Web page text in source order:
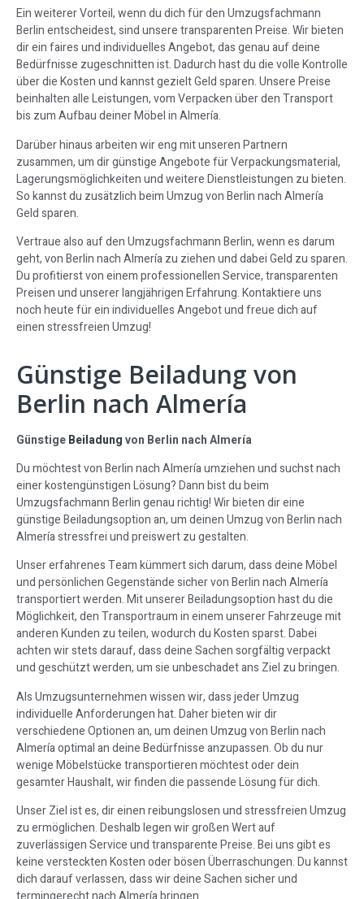
Ein weiterer Vorteil, wenn du dich für den Umzugsfachmann
Berlin entscheidest, sind unsere transparenten Preise. Wir bieten
dir ein faires und individuelles Angebot, das genau auf deine
Bedürfnisse zugeschnitten ist. Dadurch hast du die volle Kontrolle
über die Kosten und kannst gezielt Geld sparen. Unsere Preise
beinhalten alle Leistungen, vom Verpacken über den Transport
bis zum Aufbau deiner Möbel in Almería.
Darüber hinaus arbeiten wir eng mit unseren Partnern
zusammen, um dir günstige Angebote für Verpackungsmaterial,
Lagerungsmöglichkeiten und weitere Dienstleistungen zu bieten.
So kannst du zusätzlich beim Umzug von Berlin nach Almería
Geld sparen.
Vertraue also auf den Umzugsfachmann Berlin, wenn es darum
geht, von Berlin nach Almería zu ziehen und dabei Geld zu sparen.
Du profitierst von einem professionellen Service, transparenten
Preisen und unserer langjährigen Erfahrung. Kontaktiere uns
noch heute für ein individuelles Angebot und freue dich auf
einen stressfreien Umzug!
Günstige Beiladung von
Berlin nach Almería
GünstigeBeiladungvon Berlin nach Almería
Du möchtest von Berlin nach Almería umziehen und suchst nach
einer kostengünstigen Lösung? Dann bist du beim
Umzugsfachmann Berlin genau richtig! Wir bieten dir eine
günstige Beiladungsoption an, um deinen Umzug von Berlin nach
Almería stressfrei und preiswert zu gestalten.
Unser erfahrenes Team kümmert sich darum, dass deine Möbel
und persönlichen Gegenstände sicher von Berlin nach Almería
transportiert werden. Mit unserer Beiladungsoption hast du die
Möglichkeit, den Transportraum in einem unserer Fahrzeuge mit
anderen Kunden zu teilen, wodurch du Kosten sparst. Dabei
achten wir stets darauf, dass deine Sachen sorgfältig verpackt
und geschützt werden, um sie unbeschadet ans Ziel zu bringen.
Als Umzugsunternehmen wissen wir, dass jeder Umzug
individuelle Anforderungen hat. Daher bieten wir dir
verschiedene Optionen an, um deinen Umzug von Berlin nach
Almería optimal an deine Bedürfnisse anzupassen. Ob du nur
wenige Möbelstücke transportieren möchtest oder dein
gesamter Haushalt, wir finden die passende Lösung für dich.
Unser Ziel ist es, dir einen reibungslosen und stressfreien Umzug
zu ermöglichen. Deshalb legen wir großen Wert auf
zuverlässigen Service und transparente Preise. Bei uns gibt es
keine versteckten Kosten oder bösen Überraschungen. Du kannst
dich darauf verlassen, dass wir deine Sachen sicher und